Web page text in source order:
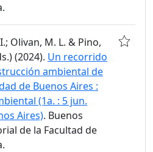
Olivan, M. L. & Pino,
(2024). Un recorrido
ambiental de
de Buenos Aires :
(1a. : 5 jun.
Aires). Buenos
de la Facultad de